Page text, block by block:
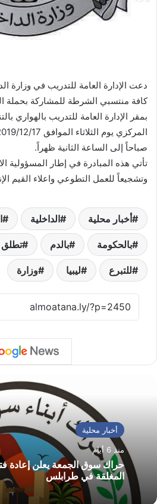
دعت الإدارة العامة للتدريب في وزارة
كافة منتسبي الشرطة للمشاركة بحملة
بمقر الإدارة العامة للتدريب بالهواري
صباحاً إلى الساعة الثانية ظهراً.
تأتي هذه المبادرة في إطار المسؤولية
وتشجيعاً للعمل التطوعي واعلاء القيم
أخبار محلية الداخلية
بالحكومة بالدم تطلق
للتبرع ليبيا وزارة
أخبار محلية
منذ 6 أيام
حراك سوق الجمعة يعلن إعادة
المغلقة في طرابلس